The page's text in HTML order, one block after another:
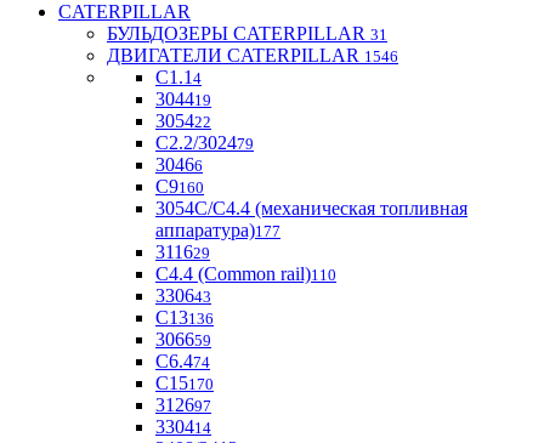
CATERPILLAR
БУЛЬДОЗЕРЫ CATERPILLAR 31
ДВИГАТЕЛИ CATERPILLAR 1546
C1.1 4
304419
305422
С2.2/302479
30466
С9160
3054С/С4.4 (механическая топливная
аппаратура)177
311629
С4.4 (Common rail)110
330643
С13136
306659
С6.474
С15170
312697
330414